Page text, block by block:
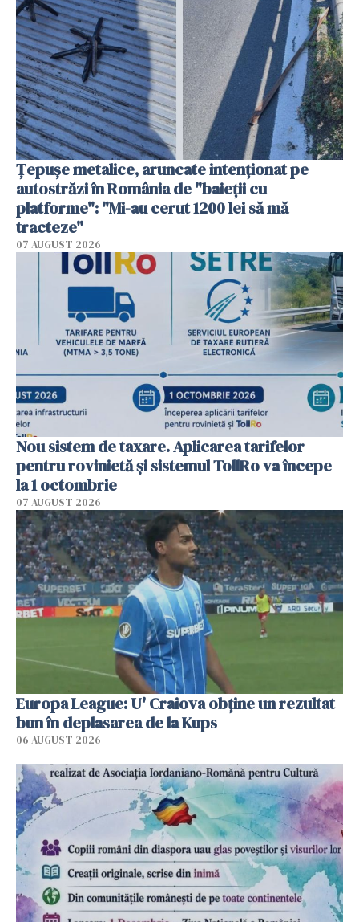
Țepușe metalice, aruncate intenționat pe
autostrăzi în România de "baieții cu
platforme": "Mi-au cerut 1200 lei să mă
tracteze"
07 AUGUST 2026
Nou sistem de taxare. Aplicarea tarifelor
pentru rovinietă şi sistemul TollRo va începe
la 1 octombrie
07 AUGUST 2026
Europa League: U' Craiova obține un rezultat
bun în deplasarea de la Kups
06 AUGUST 2026